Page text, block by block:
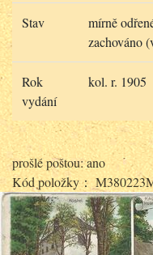
Stav
mírně
zachováno
Rok
vydání
kol. r. 1905
prošlé poštou: ano
Kód položky：